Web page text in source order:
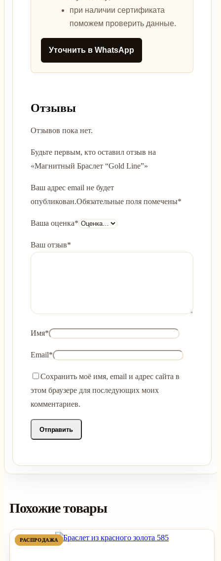
при наличии сертификата
поможем проверить данные.
Уточнить в WhatsApp
Отзывы
Отзывов пока нет.
Будьте первым, кто оставил отзыв на
«Магнитный Браслет “Gold Line”»
Ваш адрес email не будет
опубликован.Обязательные поля помечены*
Ваша оценка*
Ваш отзыв*
Имя*
Email*
Сохранить моё имя, email и адрес сайта в
этом браузере для последующих моих
комментариев.
Похожие товары
РАСПРОДАЖА ПРОДАВАЕМЫЙ
ТОВАР
РАСПРОДАЖА ПРОДАВАЕМЫЙ
ТОВАР